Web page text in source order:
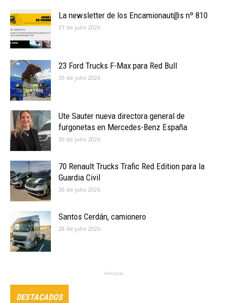
La newsletter de los Encamionaut@s nº 810
31 de julio 2026
23 Ford Trucks F-Max para Red Bull
30 de julio 2026
Ute Sauter nueva directora general de
furgonetas en Mercedes-Benz España
30 de julio 2026
70 Renault Trucks Trafic Red Edition para la
Guardia Civil
30 de julio 2026
Santos Cerdán, camionero
28 de julio 2026
Anuncio
DESTACADOS